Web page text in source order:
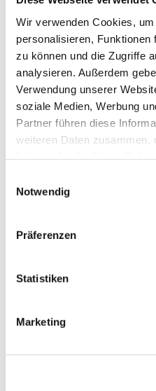
Wir verwenden Cookies,
personalisieren, Funktionen
zu können und die Zugriffe
analysieren. Außerdem
Verwendung unserer
soziale Medien, Werbung
Partner führen diese
weiteren Daten zusammen,
Hinweis:Bitte beachten
Seiten angezeigt werden,
Wandertouren sowie alle
Notwendig
Präferenzen
Statistiken
Marketing
nach Gräpel, wo die letzte
Ufer hinterlassen hat. Hier
Prahmfähre über den Fluss,
Ausgangspunkt.
Gut zu wissen
Beste Jahreszeit
geeignet wetterabhängig